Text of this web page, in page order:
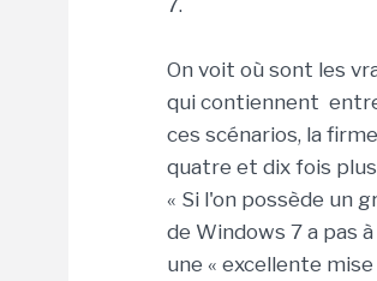
7.
On voit où sont les
qui contiennent
ces scénarios, la
quatre et dix fois
« Si l'on possède un
de Windows 7 a pas
une « excellente